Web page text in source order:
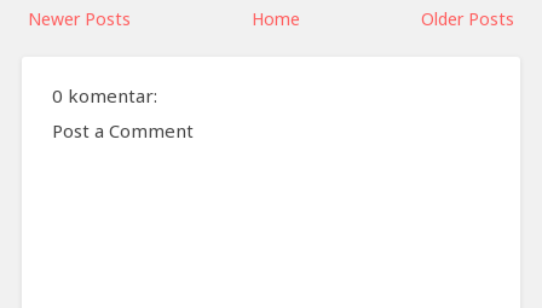
Newer Posts Older Posts
Home
0 komentar:
Post a Comment